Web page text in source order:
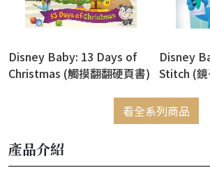
Disney Baby: 13 Days of
Christmas (觸摸翻翻硬頁書)
Disney
Stitch (
看全系列商品
產品介紹